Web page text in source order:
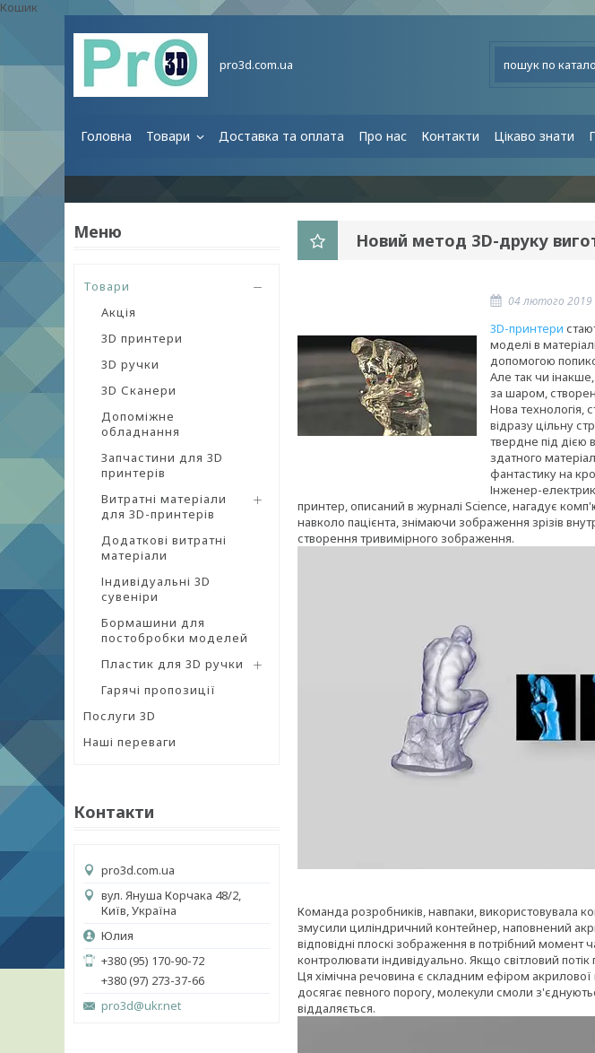
Кошик
pro3d.com.ua
Головна Товари Доставка та оплата Про нас Контакти Цікаво знати
Товари
Акція
3D принтери
3D ручки
3D Сканери
Допоміжне
обладнання
Запчастини для 3D
принтерів
Витратні матеріали
для 3D-принтерів
Додаткові витратні
матеріали
Індивідуальні 3D
сувеніри
Бормашини для
постобробки моделей
Пластик для 3D ручки
Гарячі пропозиції
Послуги 3D
Наші переваги
Контакти
pro3d.com.ua
вул. Януша Корчака 48/2,
Київ, Україна
Юлия
+380 (95) 170-90-72
+380 (97) 273-37-66
pro3d@ukr.net
Новий метод 3D-друку
04 лютого 2019
3D-принтери
моделі в
допомогою
Але так чи
за шаром,
Нова технологія,
відразу цільну
твердне під дією
здатного
фантастику на
Інженер-
принтер, описаний в журналі Science, нагадує
навколо пацієнта, знімаючи зображення зрізів
створення тривимірного зображення.
Команда розробників, навпаки, використовувала
змусили циліндричний контейнер, наповнений
відповідні плоскі зображення в потрібний момент
контролювати індивідуально. Якщо світловий
Ця хімічна речовина є складним ефіром акрилової
досягає певного порогу, молекули смоли
віддаляється.